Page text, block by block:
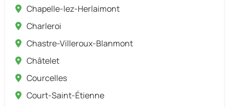
Chapelle-lez-Herlaimont
Charleroi
Chastre-Villeroux-Blanmont
Châtelet
Courcelles
Court-Saint-Étienne